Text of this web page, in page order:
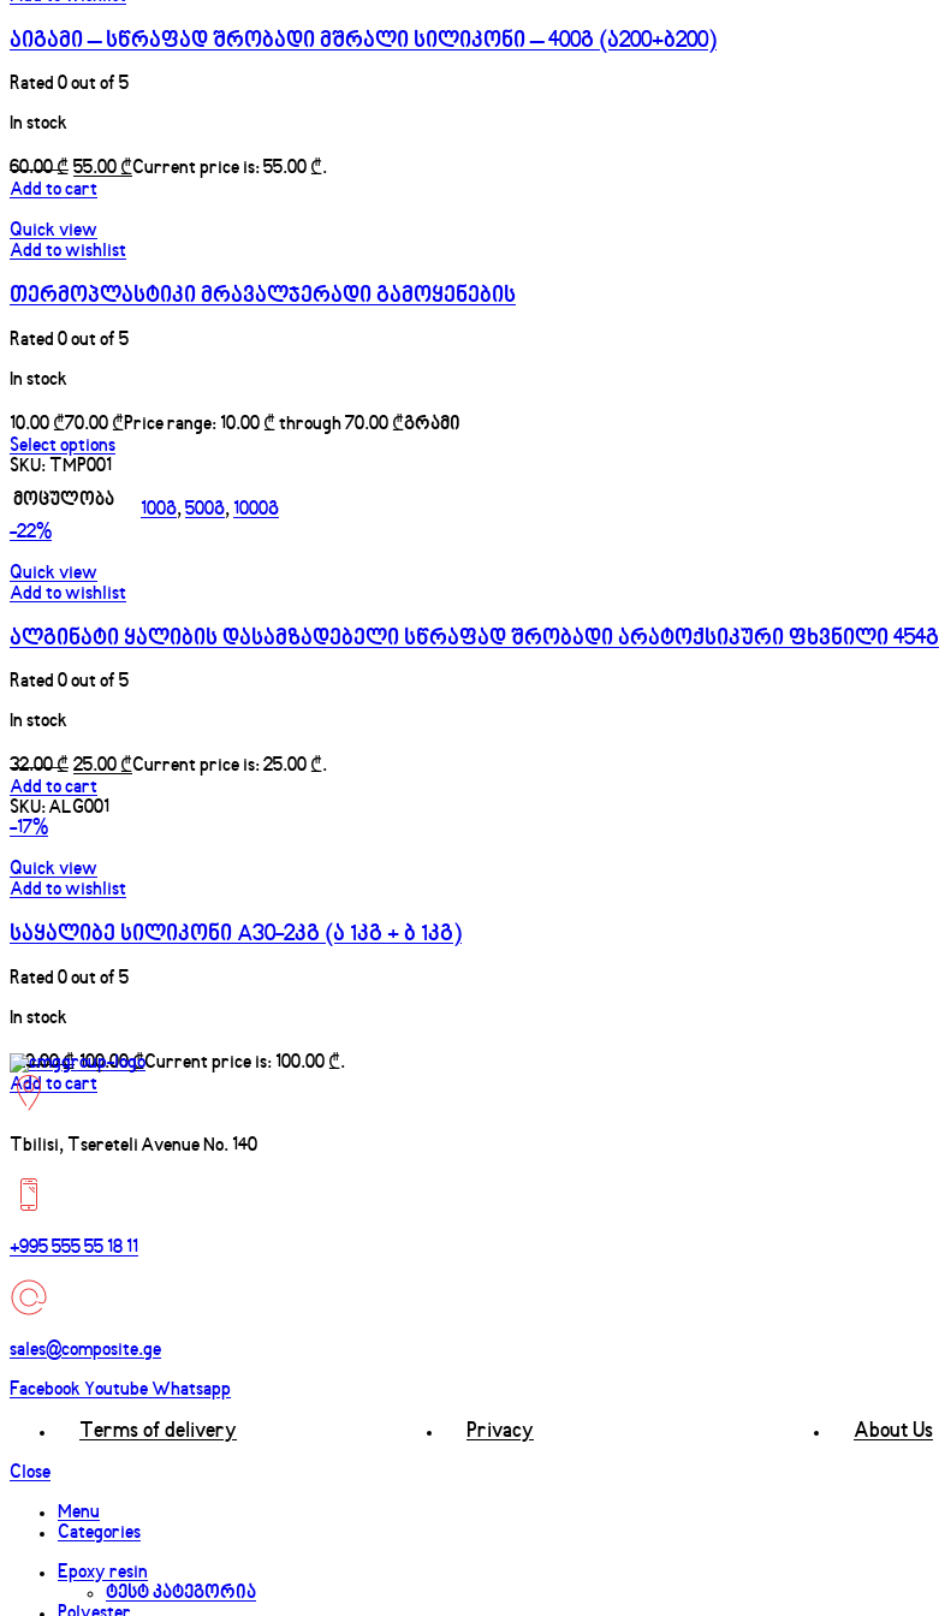
აიგამი – სწრაფად შრობადი მშრალი სილიკონი – 400გ (ა200+ბ200)
Rated 0out of 5
In stock
60.00₾ 55.00₾
Add to cart
Quick view
Add to wishlist
თერმოპლასტიკი მრავალჯერადი გამოყენების
Rated 0out of 5
In stock
₾
₾
Select options
SKU: TMP001
მოცულობა
100გ,500გ, 1000გ
-22%
Quick view
Add to wishlist
ალგინატი ყალიბის დასამზადებელი სწრაფად შრობადი არატოქსიკური ფხვნილი 454გ
Rated 0out of 5
In stock
32.00₾ 25.00₾
Add to cart
SKU:ALG001
-17%
Quick view
Add to wishlist
საყალიბე სილიკონი A30-2კგ (ა 1კგ + ბ 1კგ)
Rated 0out of 5
In stock
120.00₾ 100.00₾
Add to cart
Tbilisi, Tsereteli Avenue No. 140
+995 555 55 18 11
sales@composite.ge
Facebook Youtube Whatsapp
Terms of delivery Privacy About Us
Close
Menu
Categories
Epoxy resin
ტესტ კატეგორია